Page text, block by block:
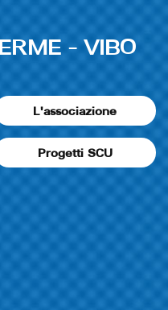
- VIBO
L'associazione
Progetti SCU